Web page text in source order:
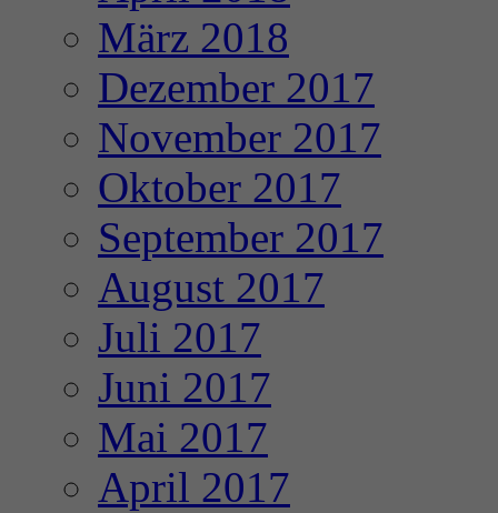
März 2018
Dezember 2017
November 2017
Oktober 2017
September 2017
August 2017
Juli 2017
Juni 2017
Mai 2017
April 2017